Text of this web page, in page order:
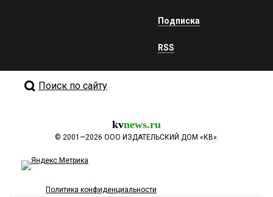
Подписка
RSS
Поиск по сайту
kvnews.ru
© 2001—2026 ООО ИЗДАТЕЛЬСКИЙ ДОМ «КВ».
Политика конфиденциальности